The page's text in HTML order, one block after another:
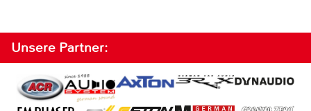
Unsere Partner: